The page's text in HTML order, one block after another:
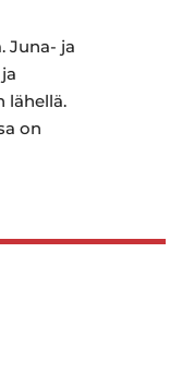
Juna- ja
lähellä.
on